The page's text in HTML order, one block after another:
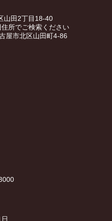
山田2丁目18-40
所でご検索ください
屋市北区山田町4-86